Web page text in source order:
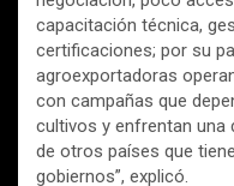
capacitación técnica,
certificaciones; por su
agroexportadoras
con campañas que
cultivos y enfrentan una
de otros países que
gobiernos”, explicó.